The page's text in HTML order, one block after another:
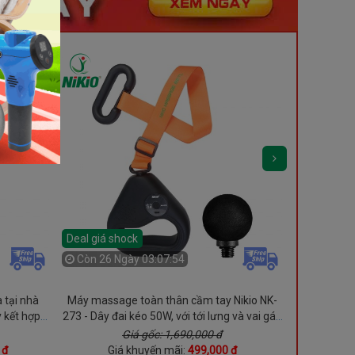
tại nhà
kết hợp
đ
Deal giá shock
Còn 26 Ngày 03:07:52
Máy massage toàn thân cầm tay Nikio NK-
273 - Dây đai kéo 50W, với tới lưng và vai gáy
dễ dàng
Giá gốc: 1,690,000 đ
Giá khuyến mãi: 499,000 đ